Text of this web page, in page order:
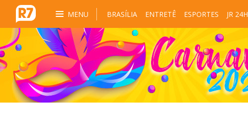
MENU BRASÍLIA ENTRETÊ ESPORTES JR 24H